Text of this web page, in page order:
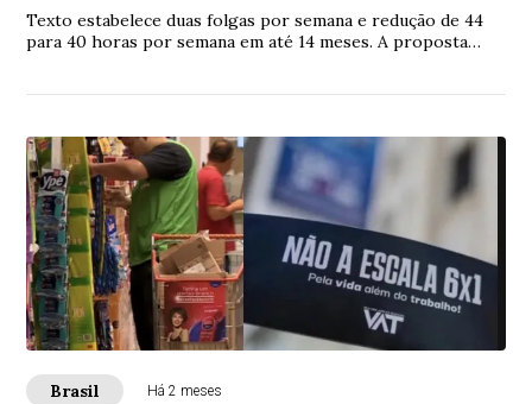
Texto estabelece duas folgas por semana e redução de 44
para 40 horas por semana em até 14 meses. A proposta
Brasil Há 2 meses